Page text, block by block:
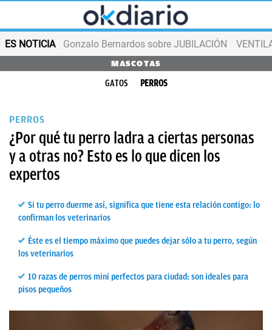
ES NOTICIA Gonzalo Bernardos sobre JUBILACIÓN
MASCOTAS
GATOS PERROS
PERROS
¿Por qué tu perro ladra a ciertas personas
y a otras no? Esto es lo que dicen los
expertos
Si tu perro duerme así, significa que tiene esta relación contigo: lo
confirman los veterinarios
Éste es el tiempo máximo que puedes dejar sólo a tu perro, según
los veterinarios
10 razas de perros mini perfectos para ciudad: son ideales para
pisos pequeños